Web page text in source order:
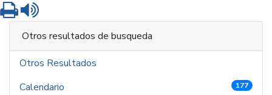
Imprimir
Otros resultados de busqueda
Otros Resultados
Calendario
177